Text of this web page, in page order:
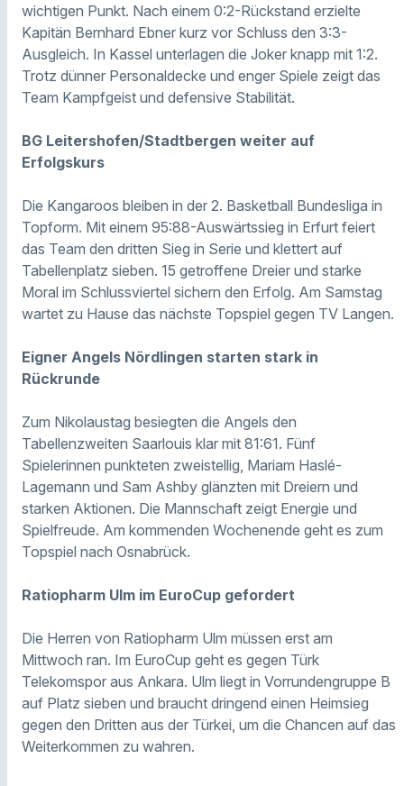
wichtigen Punkt. Nach einem 0:2-Rückstand erzielte
Kapitän Bernhard Ebner kurz vor Schluss den 3:3-
Ausgleich. In Kassel unterlagen die Joker knapp mit 1:2.
Trotz dünner Personaldecke und enger Spiele zeigt das
Team Kampfgeist und defensive Stabilität.
BG Leitershofen/Stadtbergen weiter auf
Erfolgskurs
Die Kangaroos bleiben in der 2. Basketball Bundesliga in
Topform. Mit einem 95:88-Auswärtssieg in Erfurt feiert
das Team den dritten Sieg in Serie und klettert auf
Tabellenplatz sieben. 15 getroffene Dreier und starke
Moral im Schlussviertel sichern den Erfolg. Am Samstag
wartet zu Hause das nächste Topspiel gegen TV Langen.
Eigner Angels Nördlingen starten stark in
Rückrunde
Zum Nikolaustag besiegten die Angels den
Tabellenzweiten Saarlouis klar mit 81:61. Fünf
Spielerinnen punkteten zweistellig, Mariam Haslé-
Lagemann und Sam Ashby glänzten mit Dreiern und
starken Aktionen. Die Mannschaft zeigt Energie und
Spielfreude. Am kommenden Wochenende geht es zum
Topspiel nach Osnabrück.
Ratiopharm Ulm im EuroCup gefordert
Die Herren von Ratiopharm Ulm müssen erst am
Mittwoch ran. Im EuroCup geht es gegen Türk
Telekomspor aus Ankara. Ulm liegt in Vorrundengruppe B
auf Platz sieben und braucht dringend einen Heimsieg
gegen den Dritten aus der Türkei, um die Chancen auf das
Weiterkommen zu wahren.